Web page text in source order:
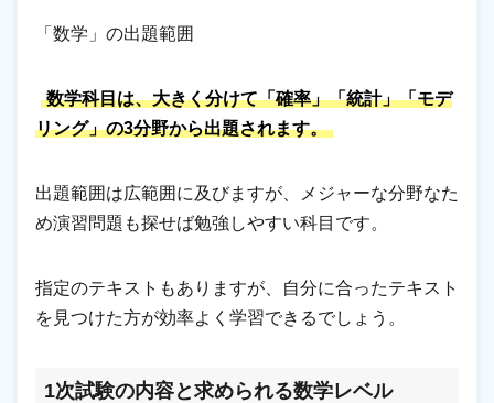
「数学」の出題範囲
数学科目は、大きく分けて「確率」「統計」「モデ
リング」の3分野から出題されます。
出題範囲は広範囲に及びますが、メジャーな分野なた
め演習問題も探せば勉強しやすい科目です。
指定のテキストもありますが、自分に合ったテキスト
を見つけた方が効率よく学習できるでしょう。
1次試験の内容と求められる数学レベル